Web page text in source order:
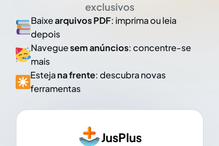
exclusivos
Baixearquivos PDF: imprima ou leia
depois
Naveguesem anúncios: concentre-se
mais
Esteja na frente: descubra novas
ferramentas
JusPlus